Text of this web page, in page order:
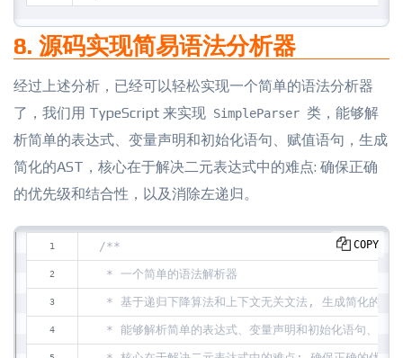
8. 源码实现简易语法分析器
经过上述分析，已经可以轻松实现一个简单的语法分析器
了，我们用 TypeScript 来实现 SimpleParser 类，能够解
析简单的表达式、变量声明和初始化语句、赋值语句，生成
简化的AST，核心在于解决二元表达式中的难点: 确保正确
的优先级和结合性，以及消除左递归。
/**
* 一个简单的语法解析器
* 基于递归下降算法和上下文无关文法, 生成简化的AST
* 能够解析简单的表达式、变量声明和初始化语句、赋值
COPY